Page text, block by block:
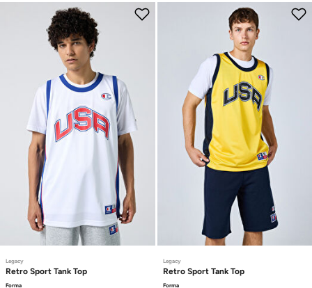
Legacy
Retro Sport Tank Top
Forma
Legacy
Retro Sport Tank Top
Forma